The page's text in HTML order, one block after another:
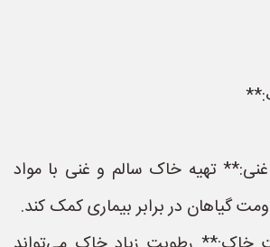
تهیه خاک سالم و غنی با مواد
گیاهان در برابر بیماری کمک کند.